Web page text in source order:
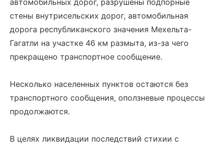
автомобильных дорог, разрушены подпорные
стены внутрисельских дорог, автомобильная
дорога республиканского значения Мехельта-
Гагатли на участке 46 км размыта, из-за чего
прекращено транспортное сообщение.
Несколько населенных пунктов остаются без
транспортного сообщения, оползневые процессы
продолжаются.
В целях ликвидации последствий стихии с